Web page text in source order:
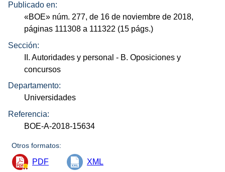
Publicado en:
«BOE» núm. 277, de 16 de noviembre de 2018,
páginas 111308 a 111322 (15 págs.)
Sección:
II. Autoridades y personal - B. Oposiciones y
concursos
Departamento:
Universidades
Referencia:
BOE-A-2018-15634
Otros formatos:
PDF XML